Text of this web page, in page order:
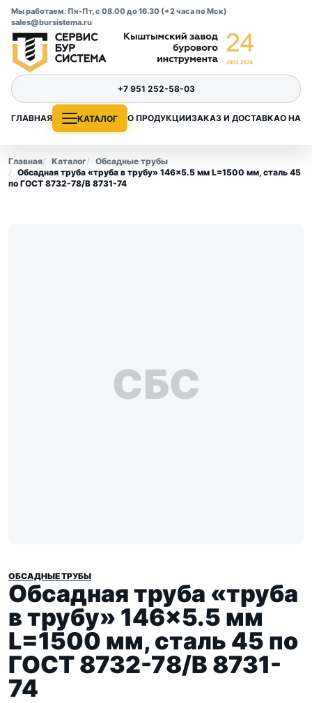
Мы работаем: Пн-Пт, с 08.00 до 16.30 (+2 часа по Мск)
sales@bursistema.ru
ГЛАВНАЯ КАТАЛОГ О ПРОДУКЦИИЗАКАЗ И ДОСТАВКАО НАС
+7 951 252-58-03
Главная Каталог
Обсадные трубы
Обсадная труба «труба в трубу» 146×5.5 мм L=1500 мм, сталь 45
по ГОСТ 8732-78/В 8731-74
СБС
ОБСАДНЫЕ ТРУБЫ
Обсадная труба «труба
в трубу» 146×5.5 мм
L=1500 мм, сталь 45 по
ГОСТ 8732-78/В 8731-
74